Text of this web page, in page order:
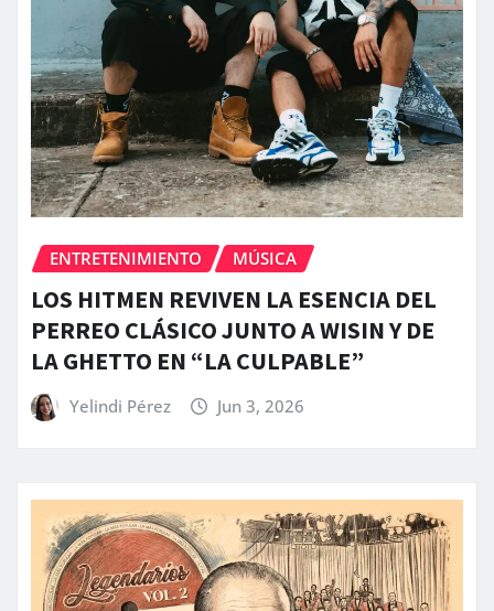
ENTRETENIMIENTO MÚSICA
LOS HITMEN REVIVEN LA ESENCIA DEL
PERREO CLÁSICO JUNTO A WISIN Y DE
LA GHETTO EN “LA CULPABLE”
Yelindi Pérez Jun 3, 2026